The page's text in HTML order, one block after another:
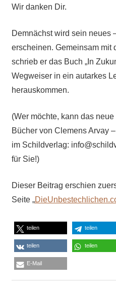
Wir danken Dir.
Demnächst wird sein neues
erscheinen. Gemeinsam mit
schrieb er das Buch „In
Wegweiser in ein autarkes
herauskommen.
(Wer möchte, kann das
Bücher von Clemens Arvay
im Schildverlag:
für Sie!)
Dieser Beitrag erschien
Seite „
teilen teilen
teilen teilen
E-Mail